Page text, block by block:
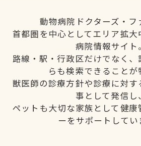
動物病院ドクターズ・フ
首都圏を中心としてエリア拡
病院情報サイト。
路線・駅・行政区だけでなく
らも検索できることが
獣医師の診療方針や診療に対
事として発信し、
ペットも大切な家族として健
ーをサポートしてい